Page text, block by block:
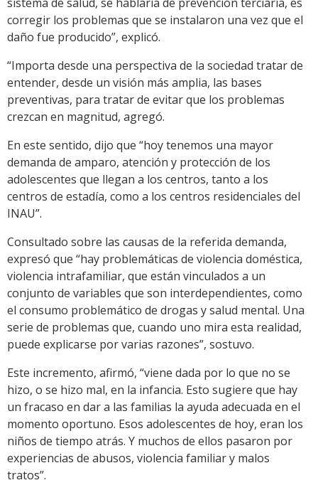
corregir los problemas que se instalaron una vez que el
daño fue producido”, explicó.
“Importa desde una perspectiva de la sociedad tratar de
entender, desde un visión más amplia, las bases
preventivas, para tratar de evitar que los problemas
crezcan en magnitud, agregó.
En este sentido, dijo que “hoy tenemos una mayor
demanda de amparo, atención y protección de los
adolescentes que llegan a los centros, tanto a los
centros de estadía, como a los centros residenciales del
INAU”.
Consultado sobre las causas de la referida demanda,
expresó que “hay problemáticas de violencia doméstica,
violencia intrafamiliar, que están vinculados a un
conjunto de variables que son interdependientes, como
el consumo problemático de drogas y salud mental. Una
serie de problemas que, cuando uno mira esta realidad,
puede explicarse por varias razones”, sostuvo.
Este incremento, afirmó, “viene dada por lo que no se
hizo, o se hizo mal, en la infancia. Esto sugiere que hay
un fracaso en dar a las familias la ayuda adecuada en el
momento oportuno. Esos adolescentes de hoy, eran los
niños de tiempo atrás. Y muchos de ellos pasaron por
experiencias de abusos, violencia familiar y malos
tratos”.